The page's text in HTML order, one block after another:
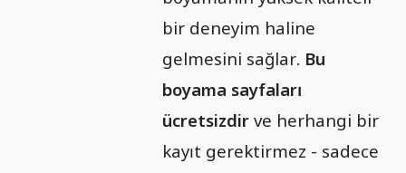
bir deneyim haline
gelmesini sağlar. Bu
boyama sayfaları
ücretsizdir ve herhangi bir
kayıt gerektirmez - sadece